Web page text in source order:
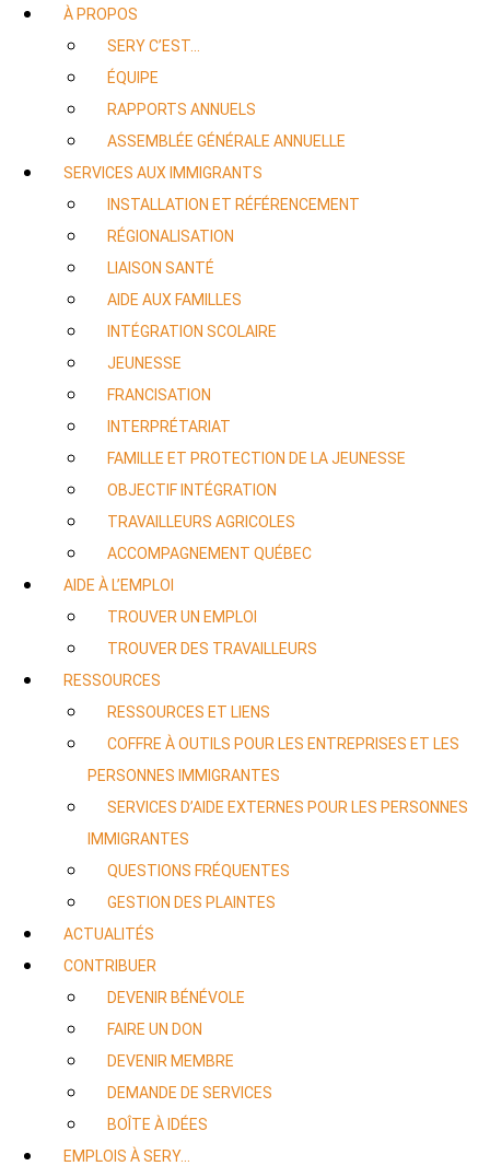
À PROPOS
SERY C’EST…
ÉQUIPE
RAPPORTS ANNUELS
ASSEMBLÉE GÉNÉRALE ANNUELLE
SERVICES AUX IMMIGRANTS
INSTALLATION ET RÉFÉRENCEMENT
RÉGIONALISATION
LIAISON SANTÉ
AIDE AUX FAMILLES
INTÉGRATION SCOLAIRE
JEUNESSE
FRANCISATION
INTERPRÉTARIAT
FAMILLE ET PROTECTION DE LA JEUNESSE
OBJECTIF INTÉGRATION
TRAVAILLEURS AGRICOLES
ACCOMPAGNEMENT QUÉBEC
AIDE À L’EMPLOI
TROUVER UN EMPLOI
TROUVER DES TRAVAILLEURS
RESSOURCES
RESSOURCES ET LIENS
COFFRE À OUTILS POUR LES ENTREPRISES ET LES
PERSONNES IMMIGRANTES
SERVICES D’AIDE EXTERNES POUR LES PERSONNES
IMMIGRANTES
QUESTIONS FRÉQUENTES
GESTION DES PLAINTES
ACTUALITÉS
CONTRIBUER
DEVENIR BÉNÉVOLE
FAIRE UN DON
DEVENIR MEMBRE
DEMANDE DE SERVICES
BOÎTE À IDÉES
EMPLOIS À SERY…